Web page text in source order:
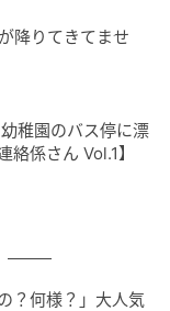
降りてきてませ
稚園のバス停に漂
係さん Vol.1】
？何様？」大人気